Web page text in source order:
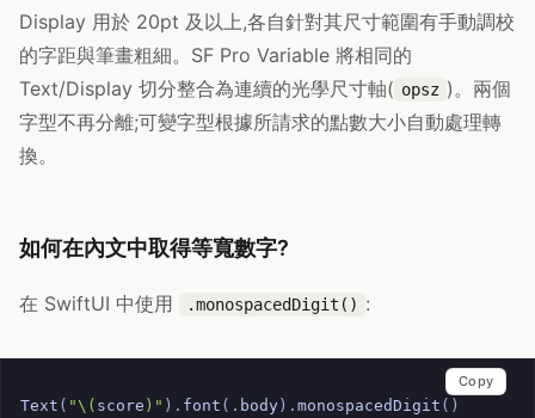
Display 用於 20pt 及以上,各自針對其尺寸範圍有手動調校
的字距與筆畫粗細。SF Pro Variable 將相同的
Text/Display 切分整合為連續的光學尺寸軸( opsz )。兩個
字型不再分離;可變字型根據所請求的點數大小自動處理轉
換。
如何在內文中取得等寬數字?
在 SwiftUI 中使用 .monospacedDigit() :
Text ( "\( score ) " ). font (. body ). monospacedDigit ()
Copy